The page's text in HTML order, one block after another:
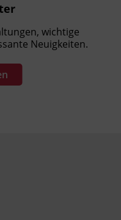
wichtige
Neuigkeiten.